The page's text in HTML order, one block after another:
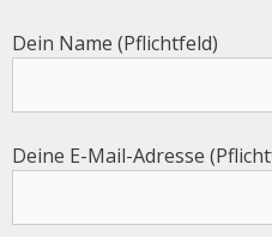
Dein Name (Pflichtfeld)
Deine E-Mail-Adresse